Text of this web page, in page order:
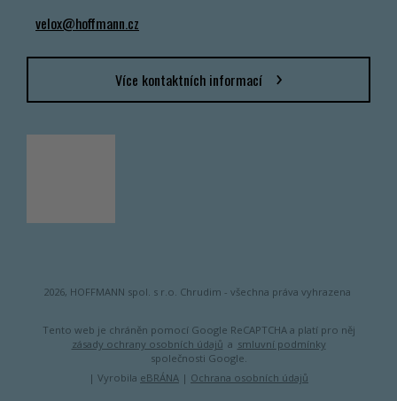
velox@hoffmann.cz
Více kontaktních informací
2026, HOFFMANN spol. s r.o. Chrudim - všechna práva vyhrazena
Tento web je chráněn pomocí Google ReCAPTCHA a platí pro něj
zásady ochrany osobních údajů a smluvní podmínky
společnosti Google.
| Vyrobila eBRÁNA | Ochrana osobních údajů